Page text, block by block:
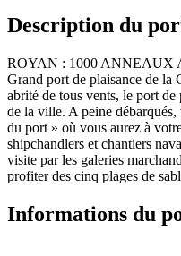
Description du
ROYAN : 1000
Grand port de plaisance de la
abrité de tous vents, le port
de la ville. A peine
du port » où vous aurez à
shipchandlers et chantiers
visite par les galeries
profiter des cinq plages de
Informations du